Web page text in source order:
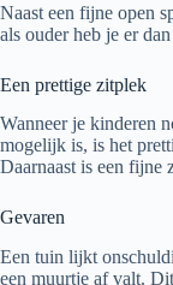
Naast een fijne open
als ouder heb je er
Een prettige zitplek
Wanneer je kinderen
mogelijk is, is het
Daarnaast is een fijne
Gevaren
Een tuin lijkt
een muurtje af valt.